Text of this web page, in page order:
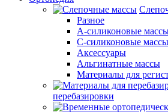
Разное
А-силиконовые
С-силиконовые массы
Аксессуары
Альгинатные массы
Материалы для
перебазировки